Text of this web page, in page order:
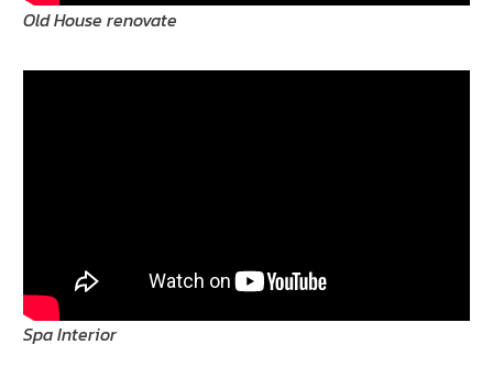
Old House renovate
Spa Interior